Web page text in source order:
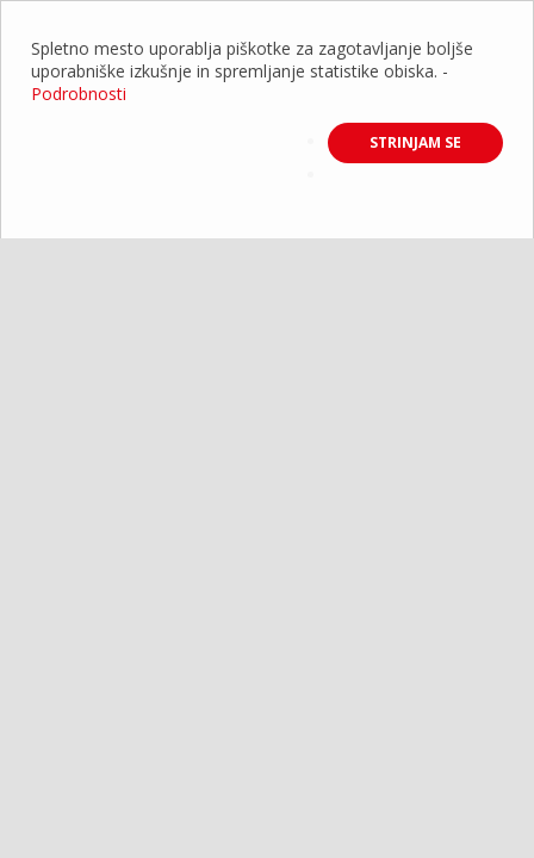
Spletno mesto uporablja piškotke za zagotavljanje boljše
uporabniške izkušnje in spremljanje statistike obiska. -
Podrobnosti
STRINJAM SE